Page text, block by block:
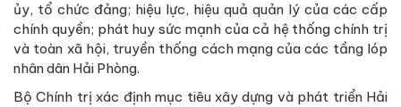
ủy, tổ chức đảng; hiệu lực, hiệu quả quản lý của các cấp
chính quyền; phát huy sức mạnh của cả hệ thống chính trị
và toàn xã hội, truyền thống cách mạng của các tầng lóp
nhân dân Hải Phòng.
Bộ Chính trị xác định mục tiêu xây dựng và phát triển Hải